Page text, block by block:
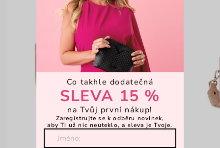
Co takhle dodatečná
SLEVA 15 %
na Tvůj první nákup!
Zaregistrujte se k odběru novinek,
aby Ti už nic neuteklo, a sleva je Tvoje.